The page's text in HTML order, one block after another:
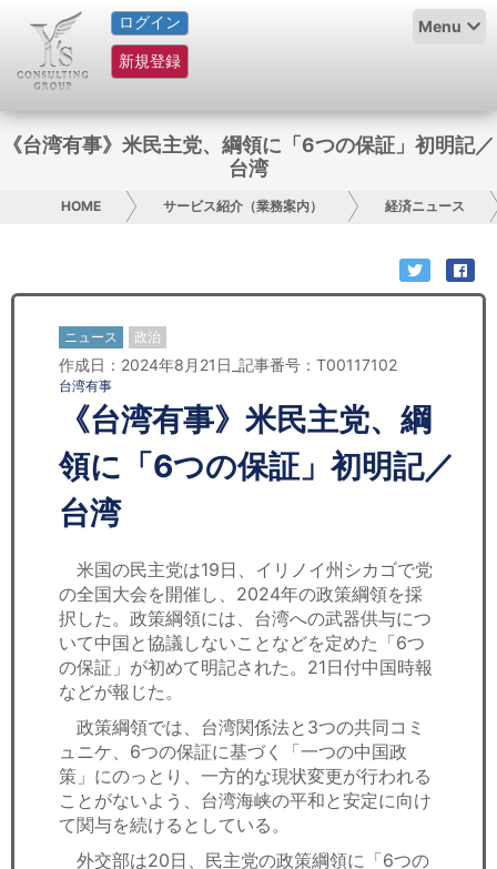
ログイン
新規登録
Menu
HOME
サービス紹介
コラム
お問い合わせ
日本人にPR
コンサルティング
リサーチ
セミナー
労務顧問
ＩＴ
飲食店情報
《台湾有事》米民主党、綱領に「6つの保証」初明記／
台湾
HOME サービス紹介（業務案内） 経済ニュース
ニュース 政治
作成日：2024年8月21日_記事番号：T00117102
台湾有事
《台湾有事》米民主党、綱
領に「6つの保証」初明記／
台湾
米国の民主党は19日、イリノイ州シカゴで党
の全国大会を開催し、2024年の政策綱領を採
択した。政策綱領には、台湾への武器供与につ
いて中国と協議しないことなどを定めた「6つ
の保証」が初めて明記された。21日付中国時報
などが報じた。
政策綱領では、台湾関係法と3つの共同コミ
ュニケ、6つの保証に基づく「一つの中国政
策」にのっとり、一方的な現状変更が行われる
ことがないよう、台湾海峡の平和と安定に向け
て関与を続けるとしている。
外交部は20日、民主党の政策綱領に「6つの